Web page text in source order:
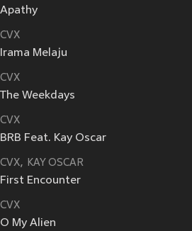
Apathy
CVX
Irama Melaju
CVX
The Weekdays
CVX
BRB Feat. Kay Oscar
CVX KAY OSCAR
First Encounter
CVX
O My Alien